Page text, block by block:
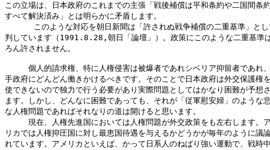
この立場は、日本政府のこれまでの主張「戦後補償は平和条約や二国間条
すべて解決済み」とは明らかに矛盾します。
このような対応を朝日新聞は「許されぬ戦争補償の二重基準」と
判しています（1991.8.28,朝日「論壇」）。政策にこのような二重基準
ろん許されません。
個人的請求権、特に人権侵害は被爆者であれシベリア抑留者であれ
手政府にどんどん働きかけるべきです。そのことで日本政府は外交保護権
使できないので独力で行う必要があり実際問題としてはかなり困難が予想
ます。しかし、どんなに困難であっても、それが「従軍慰安婦」のような
な人権問題であればそれなりの道は開けると思います。
現在、人権先進国においては人権問題が外交政策をも左右します。
リカでは人権抑圧国に対し最恵国待遇を与えるかどうかが毎年のように議
れています。アメリカといえば、かって日系人のねばり強い運動で、戦時